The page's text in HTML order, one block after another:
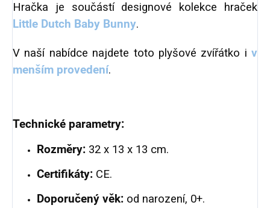
Hračka je součástí designové kolekce hraček
Little Dutch Baby Bunny.
V naší nabídce najdete toto plyšové zvířátko i v
menším provedení.
Technické parametry:
Rozměry: 32 x 13 x 13 cm.
Certifikáty: CE.
Doporučený věk: od narození, 0+.